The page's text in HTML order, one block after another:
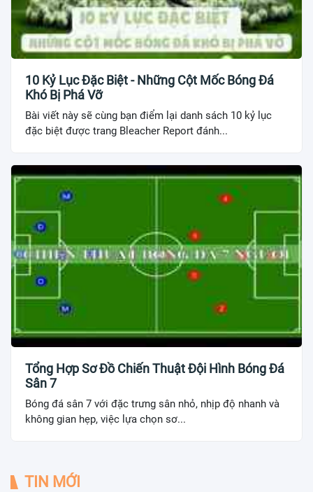
10 Kỷ Lục Đặc Biệt - Những Cột Mốc Bóng Đá
Khó Bị Phá Vỡ
Bài viết này sẽ cùng bạn điểm lại danh sách 10 kỷ lục
đặc biệt được trang Bleacher Report đánh...
Tổng Hợp Sơ Đồ Chiến Thuật Đội Hình Bóng Đá
Sân 7
Bóng đá sân 7 với đặc trưng sân nhỏ, nhịp độ nhanh và
không gian hẹp, việc lựa chọn sơ...
TIN MỚI